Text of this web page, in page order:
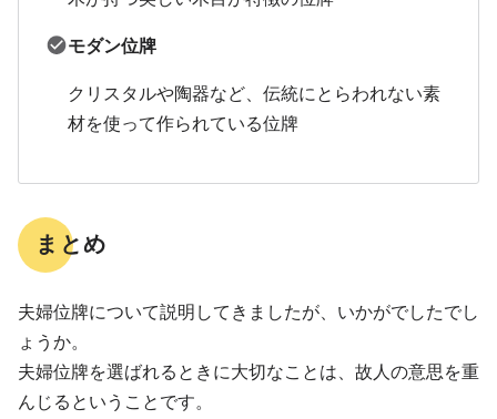
モダン位牌
クリスタルや陶器など、伝統にとらわれない素
材を使って作られている位牌
まとめ
夫婦位牌について説明してきましたが、いかがでしたでし
ょうか。
夫婦位牌を選ばれるときに大切なことは、故人の意思を重
んじるということです。